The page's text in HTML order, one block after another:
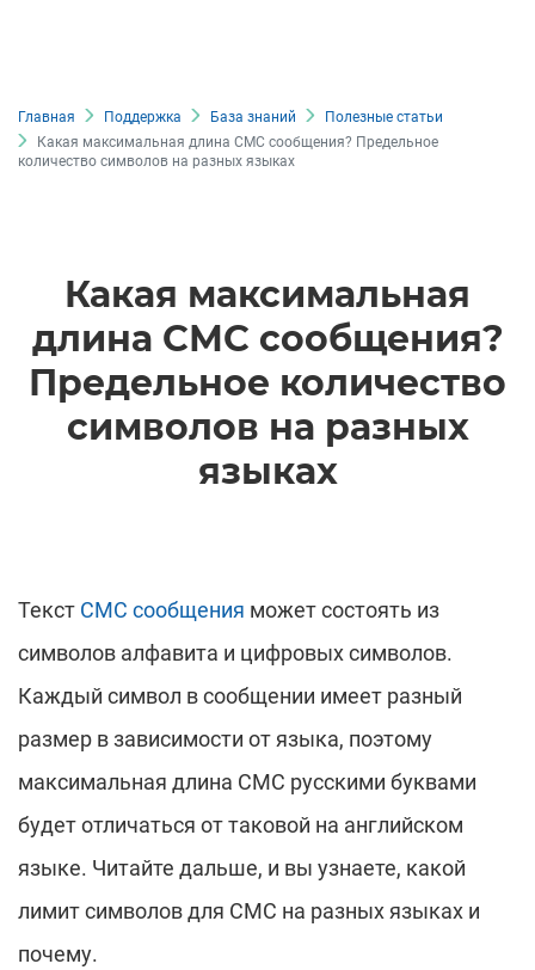
Главная Поддержка База знаний
Полезные статьи
Какая максимальная длина СМС сообщения? Предельное
количество символов на разных языках
Какая максимальная
длина СМС сообщения?
Предельное количество
символов на разных
языках
Текст СМС сообщения может состоять из
символов алфавита и цифровых символов.
Каждый символ в сообщении имеет разный
размер в зависимости от языка, поэтому
максимальная длина СМС русскими буквами
будет отличаться от таковой на английском
языке. Читайте дальше, и вы узнаете, какой
лимит символов для СМС на разных языках и
почему.